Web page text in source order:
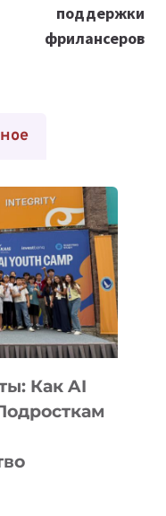
поддержки
фрилансеров
Как AI